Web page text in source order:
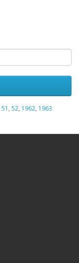
51 , 52, 1962, 1963